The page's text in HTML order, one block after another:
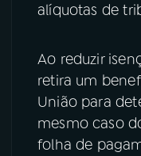
alíquotas de
Ao reduzir
retira um
União para
mesmo caso
folha de